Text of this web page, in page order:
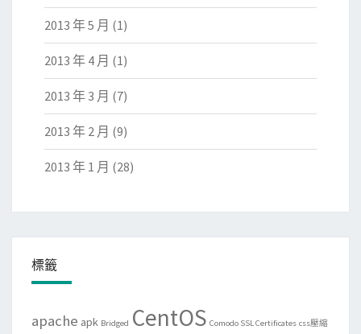
2013 年 5 月 (1)
2013 年 4 月 (1)
2013 年 3 月 (7)
2013 年 2 月 (9)
2013 年 1 月 (28)
標籤
apache apk Bridged CentOS Comodo SSL Certificates css壓縮